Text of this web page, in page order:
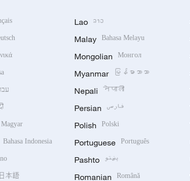
Magyar
Bahasa Indonesia
日本語
Lao ລາວ
Malay Bahasa Melayu
Mongolian Монгол
Myanmar မြန်မာဘာသာ
Nepali नेपाली
Persian فارسی
Polish Polski
Portuguese Português
Pashto پښتو
Romanian Română